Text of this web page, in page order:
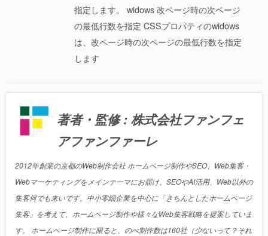
指定します。 widows 改ページ時の次ページ
の最低行数を指定 CSSプロパティのwidows
は、改ページ時の次ページの最低行数を指定
します
著者・監修 : 株式会社ファンフェ
アファンファーレ
2012年創業の京都のWeb制作会社 ホームページ制作やSEO、Web集客・
Webマーケティングをメインテーマにお届け。SEOやAI活用、Web以外の
集客何でも来いです。中小零細企業を中心に「きちんとしたホームページ
集客」を考えて、ホームページ制作や様々なWeb集客戦略を提案していま
す。 ホームページ制作に限ると、のべ制作数は160社（少ないって？それ